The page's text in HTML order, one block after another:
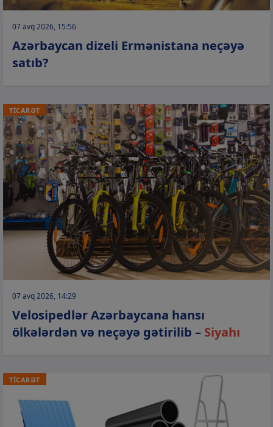
07 avq 2026, 15:56
Azərbaycan dizeli Ermənistana neçəyə
satıb?
TİCARƏT
07 avq 2026, 14:29
Velosipedlər Azərbaycana hansı
ölkələrdən və neçəyə gətirilib – Siyahı
TİCARƏT